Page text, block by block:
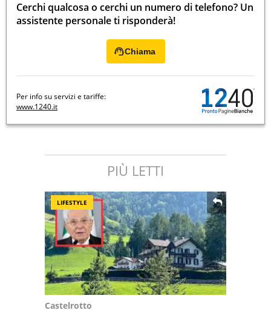
Cerchi qualcosa o cerchi un numero di telefono? Un
assistente personale ti risponderà!
Chiama
Per info su servizi e tariffe:
www.1240.it
PIÙ LETTI
LIFESTYLE
Castelrotto